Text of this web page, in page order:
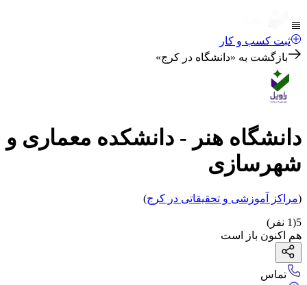
ثبت کسب و کار
بازگشت به «دانشگاه در کرج»
دانشگاه هنر - دانشکده معماری و
شهرسازی
(مراکز آموزشی و تحقیقاتی در کرج)
5
(
1 نفر)
هم اکنون باز است
تماس